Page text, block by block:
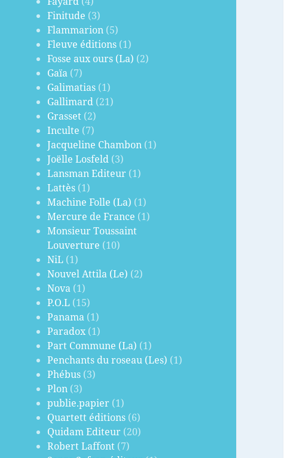
Finitude (3)
Flammarion (5)
Fleuve éditions (1)
Fosse aux ours (La) (2)
Gaïa (7)
Galimatias (1)
Gallimard (21)
Grasset (2)
Inculte (7)
Jacqueline Chambon (1)
Joëlle Losfeld (3)
Lansman Editeur (1)
Lattès (1)
Machine Folle (La) (1)
Mercure de France (1)
Monsieur Toussaint
Louverture (10)
NiL (1)
Nouvel Attila (Le) (2)
Nova (1)
P.O.L (15)
Panama (1)
Paradox (1)
Part Commune (La) (1)
Penchants du roseau (Les) (1)
Phébus (3)
Plon (3)
publie.papier (1)
Quartett éditions (6)
Quidam Editeur (20)
Robert Laffont (7)